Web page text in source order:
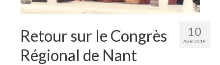
10
AVR 2018
Retour sur le Congrès
Régional de Nant